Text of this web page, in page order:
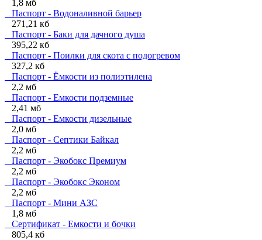
1,8 мб
Паспорт - Водоналивной барьер
271,21 кб
Паспорт - Баки для дачного душа
395,22 кб
Паспорт - Поилки для скота с подогревом
327,2 кб
Паспорт - Ёмкости из полиэтилена
2,2 мб
Паспорт - Емкости подземные
2,41 мб
Паспорт - Емкости дизельные
2,0 мб
Паспорт - Септики Байкал
2,2 мб
Паспорт - Экобокс Премиум
2,2 мб
Паспорт - Экобокс Эконом
2,2 мб
Паспорт - Мини АЗС
1,8 мб
Сертификат - Емкости и бочки
805,4 кб